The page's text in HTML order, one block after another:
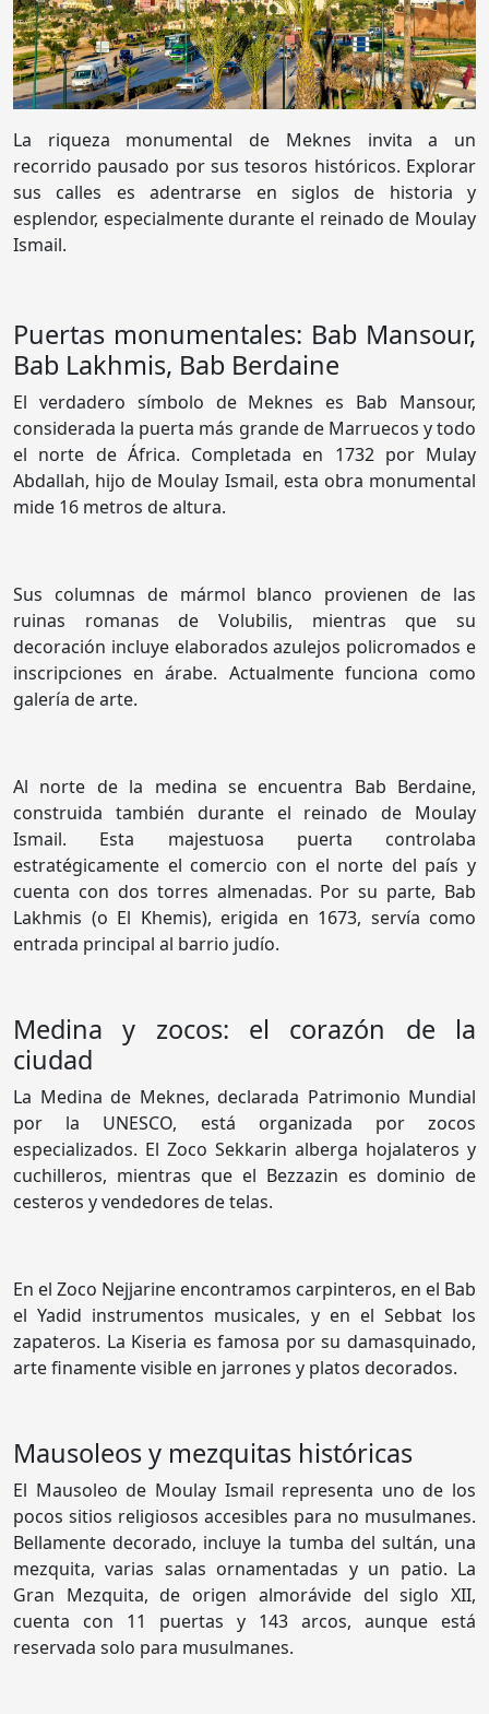
La riqueza monumental de Meknes invita a un
recorrido pausado por sus tesoros históricos. Explorar
sus calles es adentrarse en siglos de historia y
esplendor, especialmente durante el reinado de Moulay
Ismail.
Puertas monumentales: Bab Mansour,
Bab Lakhmis, Bab Berdaine
El verdadero símbolo de Meknes es Bab Mansour,
considerada la puerta más grande de Marruecos y todo
el norte de África. Completada en 1732 por Mulay
Abdallah, hijo de Moulay Ismail, esta obra monumental
mide 16 metros de altura.
Sus columnas de mármol blanco provienen de las
ruinas romanas de Volubilis, mientras que su
decoración incluye elaborados azulejos policromados e
inscripciones en árabe. Actualmente funciona como
galería de arte.
Al norte de la medina se encuentra Bab Berdaine,
construida también durante el reinado de Moulay
Ismail. Esta majestuosa puerta controlaba
estratégicamente el comercio con el norte del país y
cuenta con dos torres almenadas. Por su parte, Bab
Lakhmis (o El Khemis), erigida en 1673, servía como
entrada principal al barrio judío.
Medina y zocos: el corazón de la
ciudad
La Medina de Meknes, declarada Patrimonio Mundial
por la UNESCO, está organizada por zocos
especializados. El Zoco Sekkarin alberga hojalateros y
cuchilleros, mientras que el Bezzazin es dominio de
cesteros y vendedores de telas.
En el Zoco Nejjarine encontramos carpinteros, en el Bab
el Yadid instrumentos musicales, y en el Sebbat los
zapateros. La Kiseria es famosa por su damasquinado,
arte finamente visible en jarrones y platos decorados.
Mausoleos y mezquitas históricas
El Mausoleo de Moulay Ismail representa uno de los
pocos sitios religiosos accesibles para no musulmanes.
Bellamente decorado, incluye la tumba del sultán, una
mezquita, varias salas ornamentadas y un patio. La
Gran Mezquita, de origen almorávide del siglo XII,
cuenta con 11 puertas y 143 arcos, aunque está
reservada solo para musulmanes.